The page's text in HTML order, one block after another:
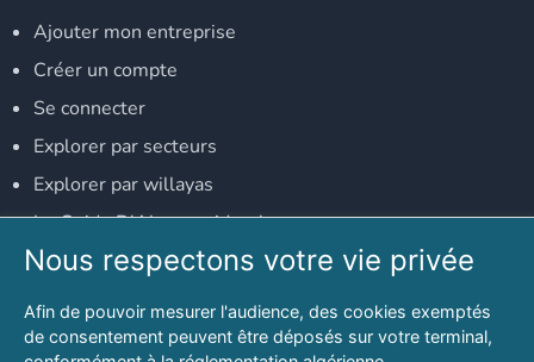
Ajouter mon entreprise
Créer un compte
Se connecter
Explorer par secteurs
Explorer par willayas
Le Guide D'Alger, guide-alger.com
NOS RÉSEAUX SOCIAUX
Notre page Facebook
Nous respectons votre vie privée
Afin de pouvoir mesurer l'audience, des cookies exemptés
de consentement peuvent être déposés sur votre terminal,